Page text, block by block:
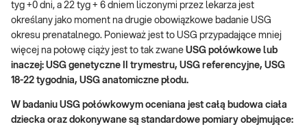
tyg +0 dni, a 22 tyg + 6 dniem liczonymi przez lekarza jest
określany jako moment na drugie obowiązkowe badanie USG
okresu prenatalnego. Ponieważ jest to USG przypadające mniej
więcej na połowę ciąży jest to tak zwane USG połówkowe lub
inaczej: USG genetyczne II trymestru, USG referencyjne, USG
18-22 tygodnia, USG anatomiczne płodu.
W badaniu USG połówkowym oceniana jest całą budowa ciała
dziecka oraz dokonywane są standardowe pomiary obejmujące: